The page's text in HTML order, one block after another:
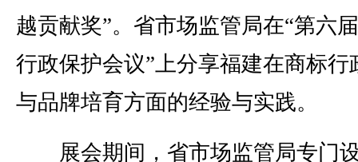
越贡献奖”。省市场监管局在“第六
行政保护会议”上分享福建在商标行
与品牌培育方面的经验与实践。
展会期间，省市场监管局专门